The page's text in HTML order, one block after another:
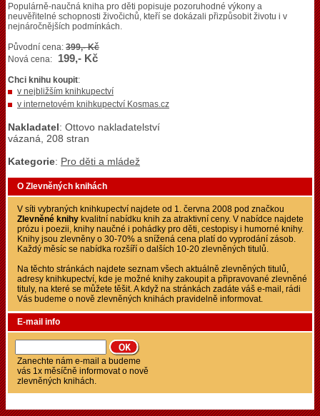
Populárně-naučná kniha pro děti popisuje pozoruhodné výkony a
neuvěřitelné schopnosti živočichů, kteří se dokázali přizpůsobit životu i v
nejnáročnějších podmínkách.
Původní cena: 399,- Kč
Nová cena:
199,- Kč
Chci knihu koupit:
v nejbližším knihkupectví
v internetovém knihkupectví Kosmas.cz
Nakladatel: Ottovo nakladatelství
vázaná, 208 stran
Kategorie: Pro děti a mládež
O Zlevněných knihách
V síti vybraných knihkupectví najdete od 1. června 2008 pod značkou
Zlevněné knihy kvalitní nabídku knih za atraktivní ceny. V nabídce najdete
prózu i poezii, knihy naučné i pohádky pro děti, cestopisy i humorné knihy.
Knihy jsou zlevněny o 30-70% a snížená cena platí do vyprodání zásob.
Každý měsíc se nabídka rozšíří o dalších 10-20 zlevněných titulů.
Na těchto stránkách najdete seznam všech aktuálně zlevněných titulů,
adresy knihkupectví, kde je možné knihy zakoupit a připravované zlevněné
tituly, na které se můžete těšit. A když na stránkách zadáte váš e-mail, rádi
Vás budeme o nově zlevněných knihách pravidelně informovat.
E-mail info
Zanechte nám e-mail a budeme
vás 1x měsíčně informovat o nově
zlevněných knihách.